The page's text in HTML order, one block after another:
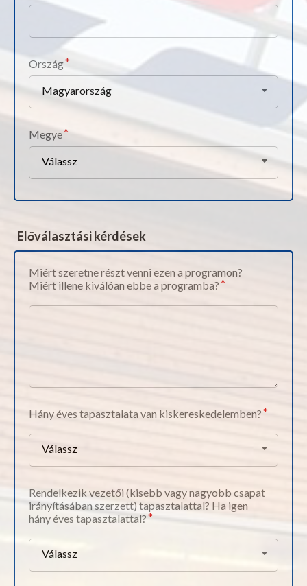
Ország
Magyarország
Megye
Válassz
Előválasztási kérdések
Miért szeretne részt venni ezen a programon?
Miért illene kiválóan ebbe a programba?
Hány éves tapasztalata van kiskereskedelemben?
Válassz
Rendelkezik vezetői (kisebb vagy nagyobb csapat
irányításában szerzett) tapasztalattal? Ha igen
hány éves tapasztalattal?
Válassz